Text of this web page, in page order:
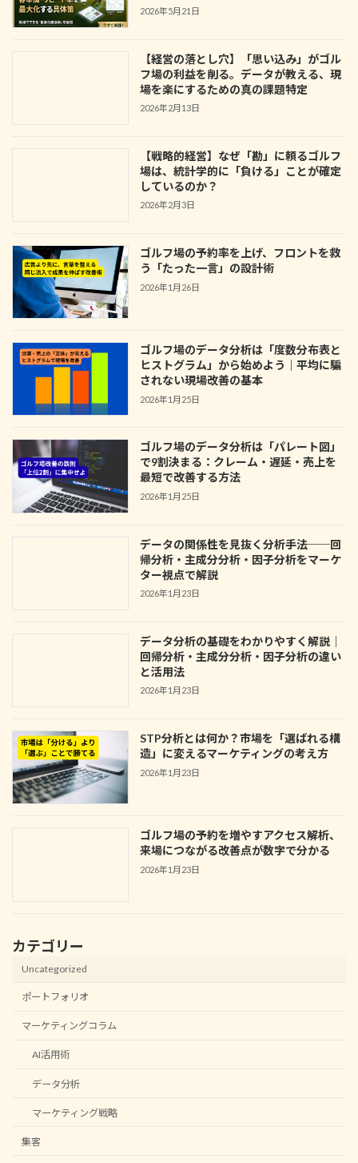
2026年5月21日
【経営の落とし穴】「思い込み」がゴル
フ場の利益を削る。データが教える、現
場を楽にするための真の課題特定
2026年2月13日
【戦略的経営】なぜ「勘」に頼るゴルフ
場は、統計学的に「負ける」ことが確定
しているのか？
2026年2月3日
ゴルフ場の予約率を上げ、フロントを救
う「たった一言」の設計術
2026年1月26日
ゴルフ場のデータ分析は「度数分布表と
ヒストグラム」から始めよう｜平均に騙
されない現場改善の基本
2026年1月25日
ゴルフ場のデータ分析は「パレート図」
で9割決まる：クレーム・遅延・売上を
最短で改善する方法
2026年1月25日
データの関係性を見抜く分析手法──回
帰分析・主成分分析・因子分析をマーケ
ター視点で解説
2026年1月23日
データ分析の基礎をわかりやすく解説｜
回帰分析・主成分分析・因子分析の違い
と活用法
2026年1月23日
STP分析とは何か？市場を「選ばれる構
造」に変えるマーケティングの考え方
2026年1月23日
ゴルフ場の予約を増やすアクセス解析、
来場につながる改善点が数字で分かる
2026年1月23日
カテゴリー
Uncategorized
ポートフォリオ
マーケティングコラム
AI活用術
データ分析
マーケティング戦略
集客